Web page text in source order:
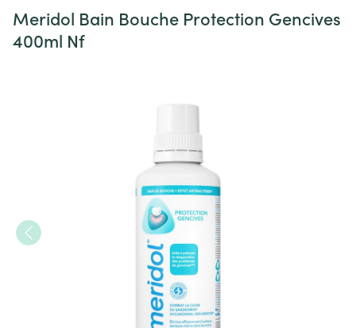
Meridol Bain Bouche Protection Gencives
400ml Nf